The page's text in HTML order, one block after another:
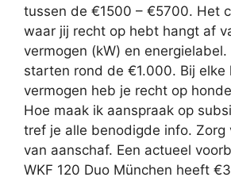
tussen de €1500 – €5700. Het
waar jij recht op hebt hangt af
vermogen (kW) en
starten rond de €1.000. Bij elke
vermogen heb je recht op
Hoe maak ik aanspraak op
tref je alle benodigde info. Zorg
van aanschaf. Een actueel
WKF 120 Duo München heeft